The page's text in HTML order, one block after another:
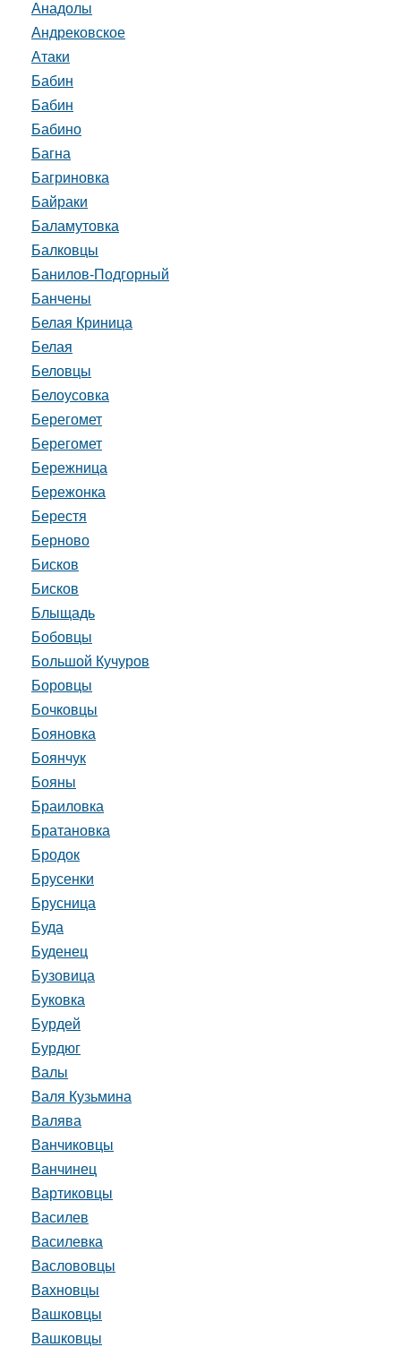
Анадолы
Андрековское
Атаки
Бабин
Бабин
Бабино
Багна
Багриновка
Байраки
Баламутовка
Балковцы
Банилов-Подгорный
Банчены
Белая Криница
Белая
Беловцы
Белоусовка
Берегомет
Берегомет
Бережница
Бережонка
Берестя
Берново
Бисков
Бисков
Блыщадь
Бобовцы
Большой Кучуров
Боровцы
Бочковцы
Бояновка
Боянчук
Бояны
Браиловка
Братановка
Бродок
Брусенки
Брусница
Буда
Буденец
Бузовица
Буковка
Бурдей
Бурдюг
Валы
Валя Кузьмина
Валява
Ванчиковцы
Ванчинец
Вартиковцы
Василев
Василевка
Васлововцы
Вахновцы
Вашковцы
Вашковцы